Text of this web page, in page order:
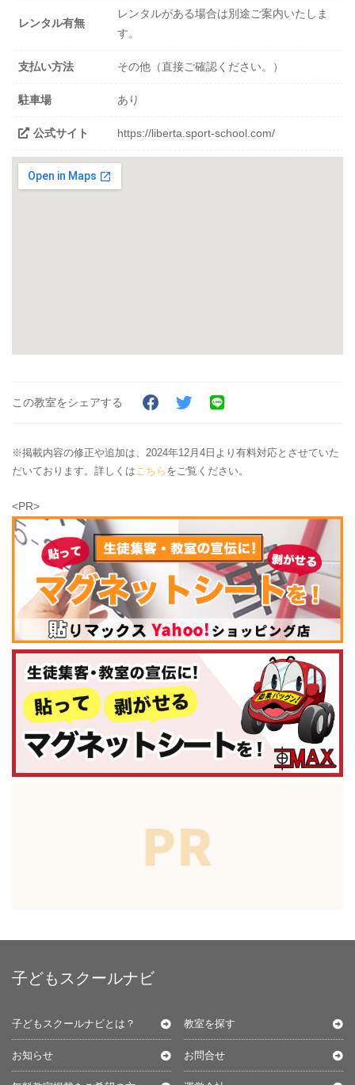
レンタル有無
レンタルがある場合は別途ご案内いたしま
す。
支払い方法 その他（直接ご確認ください。）
駐車場 あり
公式サイト https://liberta.sport-school.com/
この教室をシェアする
※掲載内容の修正や追加は、2024年12月4日より有料対応とさせていた
だいております。詳しくはこちら をご覧ください。
<PR>
子どもスクールナビ
子どもスクールナビとは？ 教室を探す
お知らせ お問合せ